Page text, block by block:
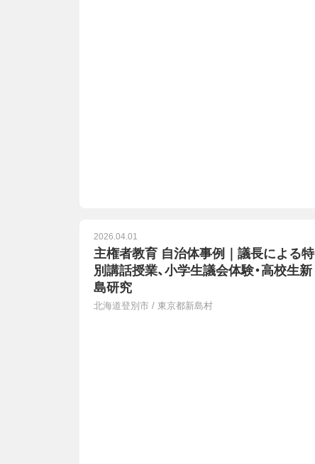
2026.04.01
主権者教育 自治体事例｜議長による特
別講話授業、小学生議会体験・高校生新
島研究
北海道登別市 / 東京都新島村